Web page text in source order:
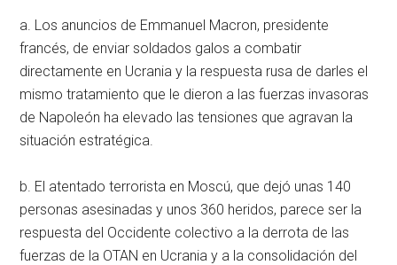
a. Los anuncios de Emmanuel Macron, presidente
francés, de enviar soldados galos a combatir
directamente en Ucrania y la respuesta rusa de darles el
mismo tratamiento que le dieron a las fuerzas invasoras
de Napoleón ha elevado las tensiones que agravan la
situación estratégica.
b. El atentado terrorista en Moscú, que dejó unas 140
personas asesinadas y unos 360 heridos, parece ser la
respuesta del Occidente colectivo a la derrota de las
fuerzas de la OTAN en Ucrania y a la consolidación del